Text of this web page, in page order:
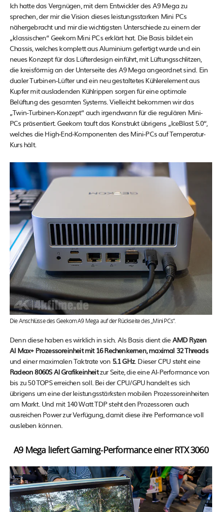
Ich hatte das Vergnügen, mit dem Entwickler des A9 Mega zu
sprechen, der mir die Vision dieses leistungsstarken Mini PCs
nähergebracht und mir die wichtigsten Unterschiede zu einem der
„klassischen“ Geekom Mini PCs erklärt hat. Die Basis bildet ein
Chassis, welches komplett aus Aluminium gefertigt wurde und ein
neues Konzept für das Lüfterdesign einführt, mit Lüftungsschlitzen,
die kreisförmig an der Unterseite des A9 Mega angeordnet sind. Ein
dualer Turbinen-Lüfter und ein neu gestaltetes Kühlerelement aus
Kupfer mit ausladenden Kühlrippen sorgen für eine optimale
Belüftung des gesamten Systems. Vielleicht bekommen wir das
„Twin-Turbinen-Konzept“ auch irgendwann für die regulären Mini-
PCs präsentiert. Geekom tauft das Konstrukt übrigens „IceBlast 5.0“,
welches die High-End-Komponenten des Mini-PCs auf Temperatur-
Kurs hält.
Die Anschlüsse des Geekom A9 Mega auf der Rückseite des „Mini PCs“.
Denn diese haben es wirklich in sich. Als Basis dient dieAMD Ryzen
AI Max+ Prozessoreinheit mit 16 Rechenkernen, maximal 32 Threads
und einer maximalen Taktrate von 5.1 GHz. Dieser CPU steht eine
Radeon 8060S AI Grafikeinheitzur Seite, die eine AI-Performance von
bis zu 50 TOPS erreichen soll. Bei der CPU/GPU handelt es sich
übrigens um eine der leistungsstärksten mobilen Prozessoreinheiten
am Markt. Und mit 140 Watt TDP steht den Prozessoren auch
ausreichen Power zur Verfügung, damit diese ihre Performance voll
ausleben können.
A9 Mega liefert Gaming-Performance einer RTX 3060